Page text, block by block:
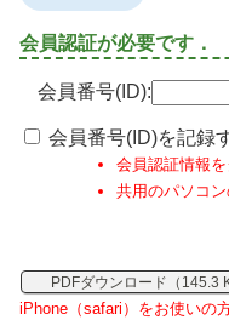
会員認証が必要です．
会員番号(ID):
会員番号(ID)を記録
会員認証情報
共用のパソコ
PDFダウンロード（145.3
iPhone（safari）をお使いの